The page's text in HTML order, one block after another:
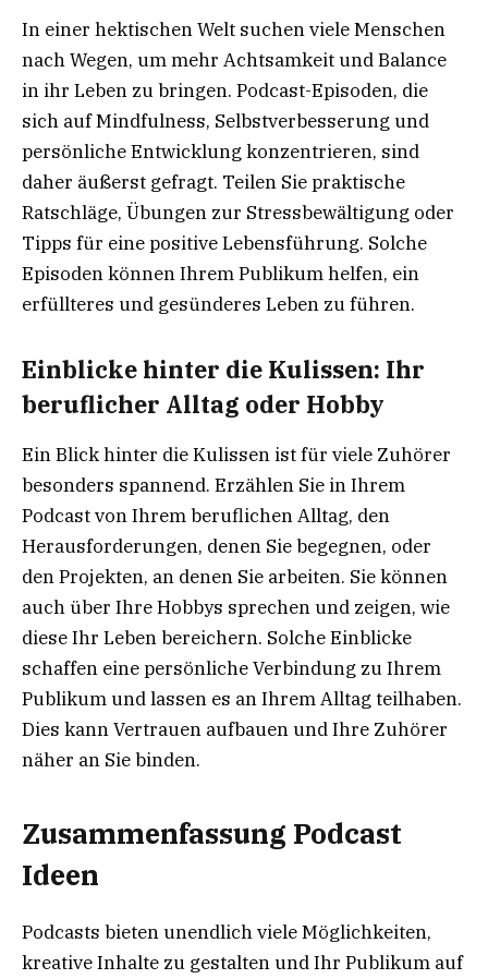
In einer hektischen Welt suchen viele Menschen
nach Wegen, um mehr Achtsamkeit und Balance
in ihr Leben zu bringen. Podcast-Episoden, die
sich auf Mindfulness, Selbstverbesserung und
persönliche Entwicklung konzentrieren, sind
daher äußerst gefragt. Teilen Sie praktische
Ratschläge, Übungen zur Stressbewältigung oder
Tipps für eine positive Lebensführung. Solche
Episoden können Ihrem Publikum helfen, ein
erfüllteres und gesünderes Leben zu führen.
Einblicke hinter die Kulissen: Ihr
beruflicher Alltag oder Hobby
Ein Blick hinter die Kulissen ist für viele Zuhörer
besonders spannend. Erzählen Sie in Ihrem
Podcast von Ihrem beruflichen Alltag, den
Herausforderungen, denen Sie begegnen, oder
den Projekten, an denen Sie arbeiten. Sie können
auch über Ihre Hobbys sprechen und zeigen, wie
diese Ihr Leben bereichern. Solche Einblicke
schaffen eine persönliche Verbindung zu Ihrem
Publikum und lassen es an Ihrem Alltag teilhaben.
Dies kann Vertrauen aufbauen und Ihre Zuhörer
näher an Sie binden.
Zusammenfassung Podcast
Ideen
Podcasts bieten unendlich viele Möglichkeiten,
kreative Inhalte zu gestalten und Ihr Publikum auf